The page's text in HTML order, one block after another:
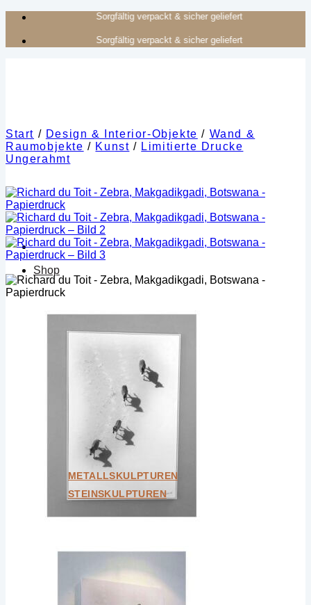
Zum
springen
Authentisches Kunsthandwerk aus Afrika
Authentisches Kunsthandwerk aus Afrika
Shop
Unikate
Kleine Designobjekte
Alle ansehen
METALLSKULPTUREN
STEINSKULPTUREN
Start / Design & Interior-Objekte / Wand &
Raumobjekte / Kunst / Limitierte Drucke
Ungerahmt